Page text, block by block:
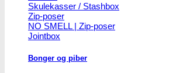
Skulekasser / Stashbox
Zip-poser
NO SMELL | Zip-poser
Jointbox
Bonger og piber